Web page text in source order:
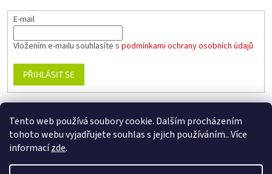
Tento web používá soubory cookie. Dalším procházením
tohoto webu vyjadřujete souhlas s jejich používáním.. Více
informacízde.
E-mail
Vložením e-mailu souhlasíte s podmínkami ochrany osobních údajů
PŘIHLÁSIT SE
www.planika.cz www.trekingovaobuv.cz www.regaobuv.cz